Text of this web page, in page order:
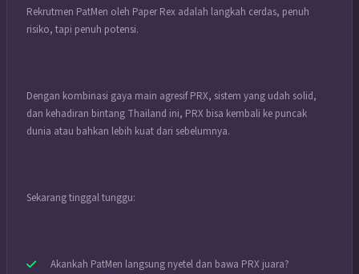
Rekrutmen PatMen oleh Paper Rex adalah langkah cerdas, penuh
risiko, tapi penuh potensi.
Dengan kombinasi gaya main agresif PRX, sistem yang udah solid,
dan kehadiran bintang Thailand ini, PRX bisa kembali ke puncak
dunia atau bahkan lebih kuat dari sebelumnya.
Sekarang tinggal tunggu:
Akankah PatMen langsung nyetel dan bawa PRX juara?